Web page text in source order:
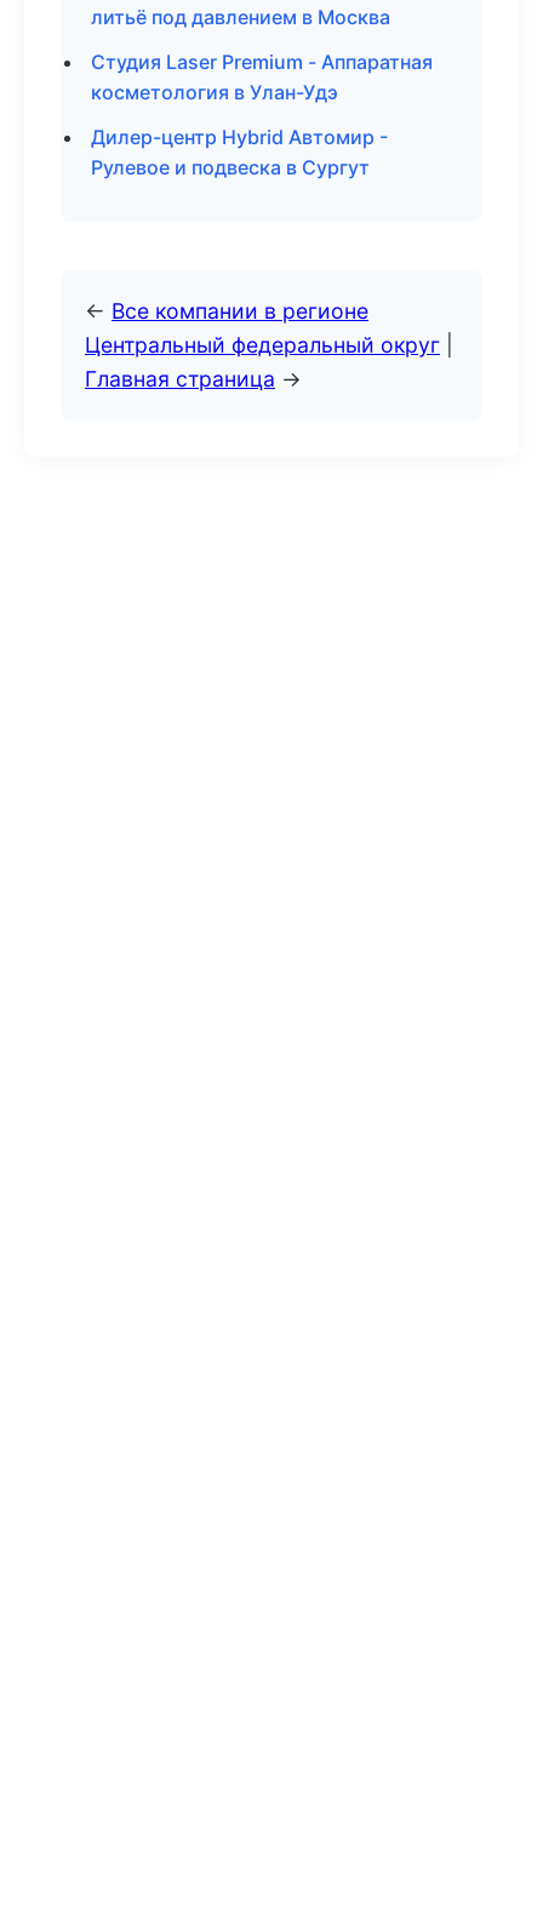
литьё под давлением в Москва
Студия Laser Premium - Аппаратная
косметология в Улан-Удэ
Дилер-центр Hybrid Автомир -
Рулевое и подвеска в Сургут
← Все компании в регионе
Центральный федеральный округ
Главная страница →